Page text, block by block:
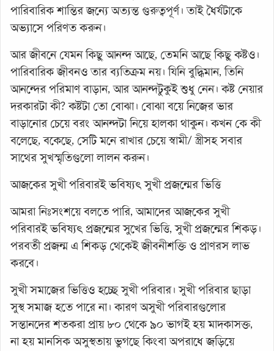
পারিবারিক শান্তির জন্যে অত্যন্ত গুরুত্বপূর্ণ। তাই ধৈর্যটাকে
অভ্যাসে পরিণত করুন।
আর জীবনে যেমন কিছু আনন্দ আছে, তেমনি আছে কিছু কষ্টও।
পারিবারিক জীবনও তার ব্যতিক্রম নয়। যিনি বুদ্ধিমান, তিনি
আনন্দের পরিমাণ বাড়ান, আর আনন্দটুকুই শুধু নেন। কষ্ট নেয়ার
দরকারটা কী? কষ্টটা তো বোঝা। বোঝা বয়ে নিজের ভার
বাড়ানোর চেয়ে বরং আনন্দটা নিয়ে হালকা থাকুন। কখন কে কী
বলেছে, বকেছে, সেটি মনে রাখার চেয়ে স্বামী/ স্ত্রীসহ সবার
সাথের সুখস্মৃতিগুলো লালন করুন।
আজকের সুখী পরিবারই ভবিষ্যৎ সুখী প্রজন্মের ভিত্তি
আমরা নিঃসংশয়ে বলতে পারি, আমাদের আজকের সুখী
পরিবারই ভবিষ্যৎ প্রজন্মের সুখের ভিত্তি, সুখী প্রজন্মের শিকড়।
পরবর্তী প্রজন্ম এ শিকড় থেকেই জীবনীশক্তি ও প্রাণরস লাভ
করবে।
সুখী সমাজের ভিত্তিও হচ্ছে সুখী পরিবার। সুখী পরিবার ছাড়া
সুস্থ সমাজ হতে পারে না। কারণ অসুখী পরিবারগুলোর
সন্তানদের শতকরা প্রায় ৮০ থেকে ৯০ ভাগই হয় মাদকাসক্ত,
না হয় মানসিক অসুস্থতায় ভুগছে কিংবা অপরাধে জড়িয়ে